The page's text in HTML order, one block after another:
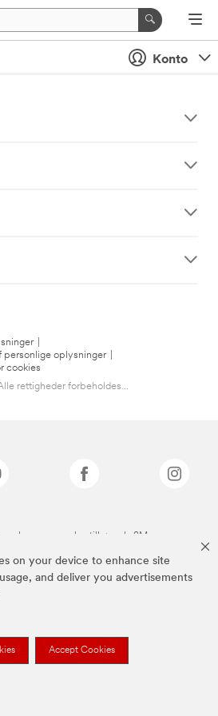
on your device to enhance site
and deliver you advertisements
Accept Cookies
Konto
personlige oplysninger
cookies
rettigheder forbeholdes...
er varemærker tilhørende 3M.